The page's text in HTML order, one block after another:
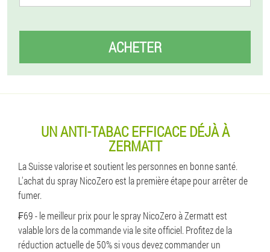
ACHETER
UN ANTI-TABAC EFFICACE DÉJÀ À
ZERMATT
La Suisse valorise et soutient les personnes en bonne santé.
L'achat du spray NicoZero est la première étape pour arrêter de
fumer.
₣69 - le meilleur prix pour le spray NicoZero à Zermatt est
valable lors de la commande via le site officiel. Profitez de la
réduction actuelle de 50% si vous devez commander un